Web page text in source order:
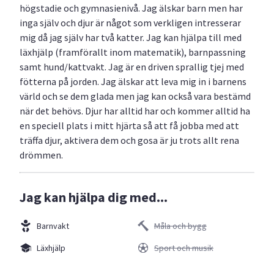
högstadie och gymnasienivå. Jag älskar barn men har
inga själv och djur är något som verkligen intresserar
mig då jag själv har två katter. Jag kan hjälpa till med
läxhjälp (framförallt inom matematik), barnpassning
samt hund/kattvakt. Jag är en driven sprallig tjej med
fötterna på jorden. Jag älskar att leva mig in i barnens
värld och se dem glada men jag kan också vara bestämd
när det behövs. Djur har alltid har och kommer alltid ha
en speciell plats i mitt hjärta så att få jobba med att
träffa djur, aktivera dem och gosa är ju trots allt rena
drömmen.
Jag kan hjälpa dig med...
Barnvakt
Läxhjälp
Måla och bygg
Sport och musik